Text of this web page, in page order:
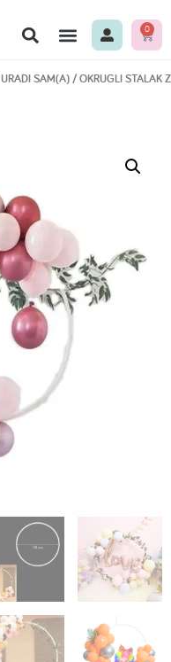
0
URADI SAM(A)/ OKRUGLI STALAK